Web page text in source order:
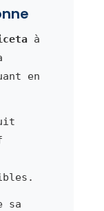
à
en
sa